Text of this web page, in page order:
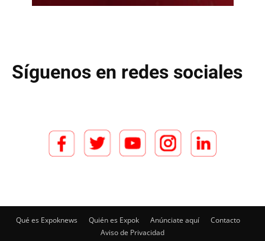
Síguenos en redes sociales
Qué es Expoknews Quién es Expok Anúnciate aquí
Contacto
Aviso de Privacidad